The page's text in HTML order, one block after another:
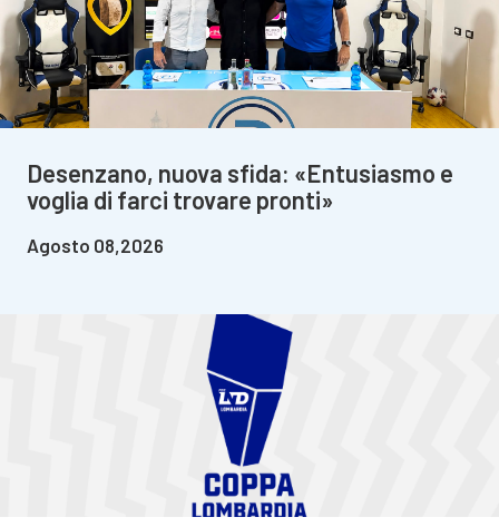
Desenzano, nuova sfida: «Entusiasmo e
voglia di farci trovare pronti»
Agosto 08,2026